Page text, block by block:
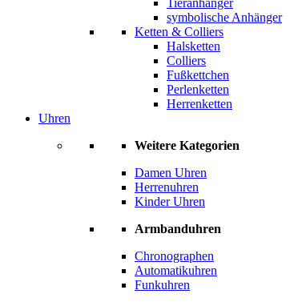
Tieranhänger
symbolische Anhänger
Ketten & Colliers
Halsketten
Colliers
Fußkettchen
Perlenketten
Herrenketten
Uhren
Weitere Kategorien
Damen Uhren
Herrenuhren
Kinder Uhren
Armbanduhren
Chronographen
Automatikuhren
Funkuhren